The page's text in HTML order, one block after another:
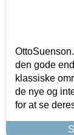
den gode
klassiske
de nye og
for at se